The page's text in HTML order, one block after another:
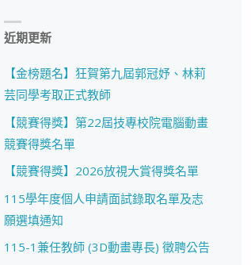
近期更新
【金榜題名】狂賀第九屆郭冠妤、林莉
芸同學考取正式教師
【競賽得獎】第22屆技專校院電腦動畫
競賽得獎名單
【競賽得獎】2026放視大賞得獎名單
115學年度個人申請面試錄取名單及志
願選填通知
115-1兼任教師 (3D動畫專長) 徵聘公告